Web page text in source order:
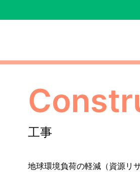
工事
地球環境負荷の軽減（資源リ